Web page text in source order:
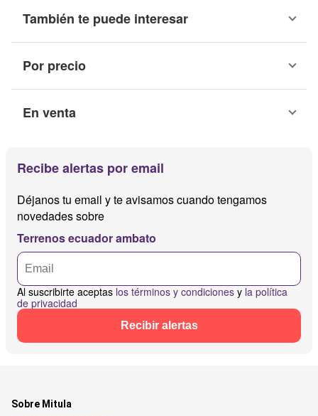
También te puede interesar
Por precio
En venta
Recibe alertas por email
Déjanos tu email y te avisamos cuando tengamos
novedades sobre
Terrenos ecuador ambato
Al suscribirte aceptas los términos y condiciones y la política
de privacidad
Recibir alertas
Sobre Mitula